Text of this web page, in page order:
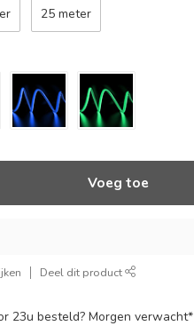
25 meter
Voeg toe
Deel dit product
23u besteld? Morgen verwacht*